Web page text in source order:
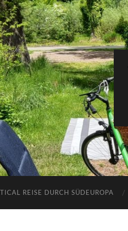
REISE DURCH SÜDEUROPA